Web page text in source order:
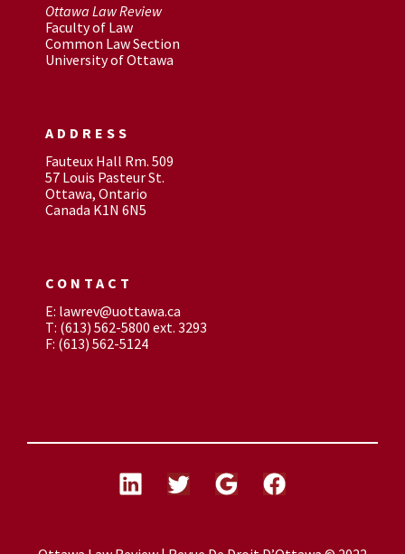
Ottawa Law Review
Faculty of Law
Common Law Section
University of Ottawa
ADDRESS
Fauteux Hall Rm. 509
57 Louis Pasteur St.
Ottawa, Ontario
Canada K1N 6N5
CONTACT
E: lawrev@uottawa.ca
T: (613) 562-5800 ext. 3293
F: (613) 562-5124